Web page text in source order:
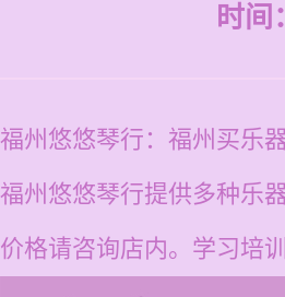
时间
福州悠悠琴行：福州买乐
福州悠悠琴行提供多种乐
价格请咨询店内。学习培